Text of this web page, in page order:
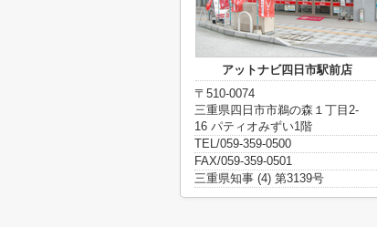
アットナビ四日市駅前店
〒510-0074
三重県四日市市鵜の森１丁目2-
16 パティオみずい1階
TEL/059-359-0500
FAX/059-359-0501
三重県知事 (4) 第3139号